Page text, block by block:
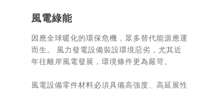
風電綠能
因應全球暖化的環保危機，眾多替代能源應運
而生。 風力發電設備裝設環境惡劣，尤其近
年往離岸風電發展，環境條件更為嚴苛。
風電設備零件材料必須具備高強度、高延展性